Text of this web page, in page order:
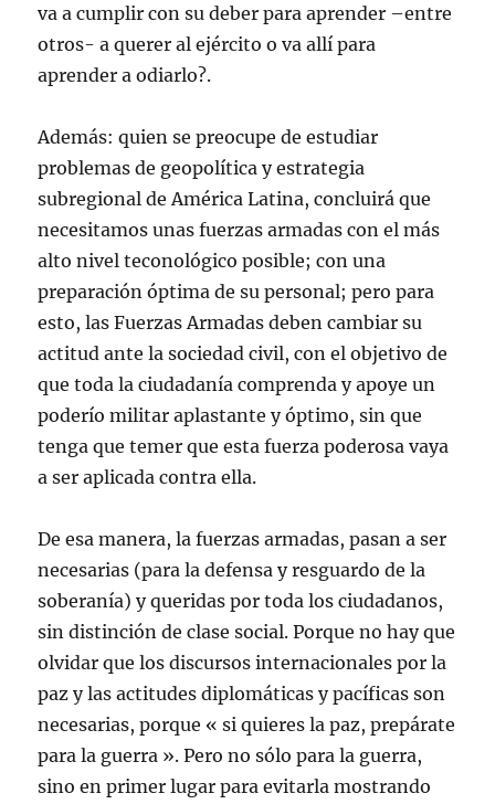
va a cumplir con su deber para aprender –entre
otros- a querer al ejército o va allí para
aprender a odiarlo?.
Además: quien se preocupe de estudiar
problemas de geopolítica y estrategia
subregional de América Latina, concluirá que
necesitamos unas fuerzas armadas con el más
alto nivel teconológico posible; con una
preparación óptima de su personal; pero para
esto, las Fuerzas Armadas deben cambiar su
actitud ante la sociedad civil, con el objetivo de
que toda la ciudadanía comprenda y apoye un
poderío militar aplastante y óptimo, sin que
tenga que temer que esta fuerza poderosa vaya
a ser aplicada contra ella.
De esa manera, la fuerzas armadas, pasan a ser
necesarias (para la defensa y resguardo de la
soberanía) y queridas por toda los ciudadanos,
sin distinción de clase social. Porque no hay que
olvidar que los discursos internacionales por la
paz y las actitudes diplomáticas y pacíficas son
necesarias, porque « si quieres la paz, prepárate
para la guerra ». Pero no sólo para la guerra,
sino en primer lugar para evitarla mostrando